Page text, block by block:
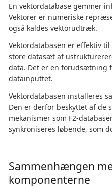
En vektordatabase gemmer
Vektorer er numeriske
også kaldes vektorudtræk.
Vektordatabasen er effektiv
store datasæt af
data. Det er en forudsætning
datainputtet.
Vektordatabasen installeres
Den er derfor beskyttet af de
mekanismer som F2-
synkroniseres løbende, som
Sammenhængen
komponenterne